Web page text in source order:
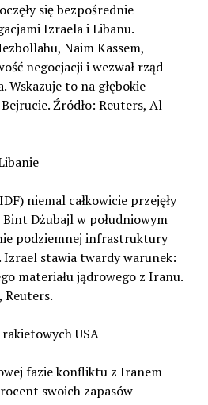
się bezpośrednie
Izraela i Libanu.
Naim Kassem,
negocjacji i wezwał rząd
Wskazuje to na głębokie
Źródło: Reuters, Al
niemal całkowicie przejęły
Dżubajl w południowym
podziemnej infrastruktury
stawia twardy warunek:
materiału jądrowego z Iranu.
Reuters.
USA
fazie konfliktu z Iranem
swoich zapasów